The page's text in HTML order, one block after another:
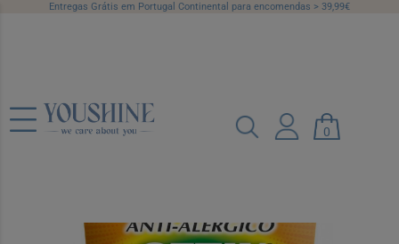
Entregas Grátis em Portugal Continental para encomendas > 39,99€
0
Cetix, 10 mg x 7 comp chupar
Ref.: 5475256